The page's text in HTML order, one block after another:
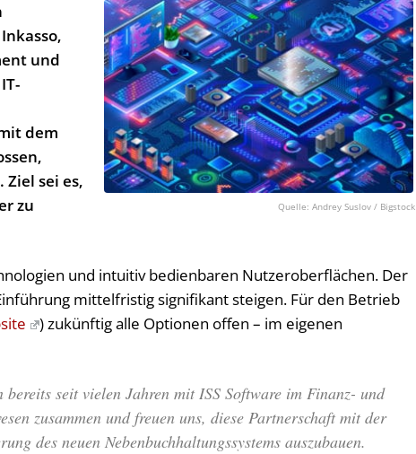
Andrey Suslov / Bigstock
und
dem
sei es,
zu
und intuitiv bedienbaren Nutzeroberflächen. Der
mittelfristig signifikant steigen. Für den Betrieb
) zukünftig alle Optionen offen – im eigenen
bereits seit vielen Jahren mit ISS Software im Finanz- und
zusammen und freuen uns, diese Partnerschaft mit der
des neuen Nebenbuchhaltungssystems auszubauen.